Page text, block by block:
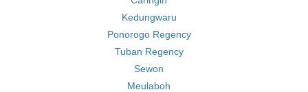
Kedungwaru
Ponorogo Regency
Tuban Regency
Sewon
Meulaboh